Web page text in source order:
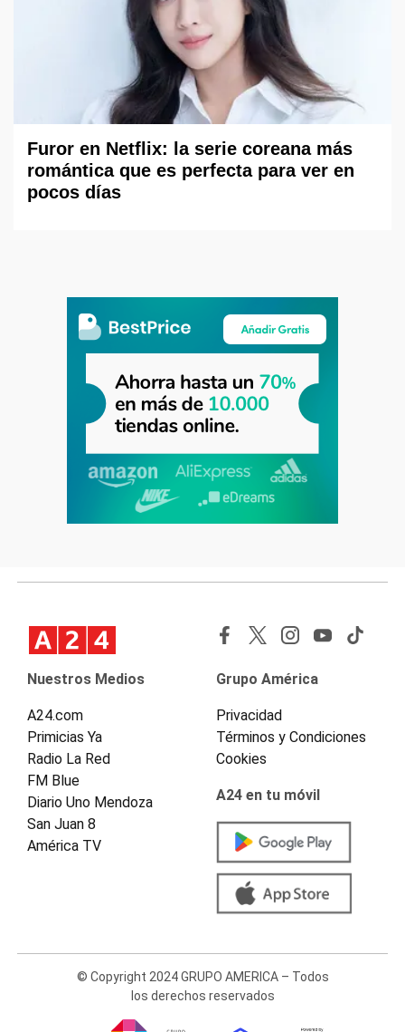
Furor en Netflix: la serie coreana más
romántica que es perfecta para ver en
pocos días
Nuestros Medios
A24.com
Primicias Ya
Radio La Red
FM Blue
Diario Uno Mendoza
San Juan 8
América TV
Grupo América
Privacidad
Términos y Condiciones
Cookies
A24 en tu móvil
© Copyright 2024 GRUPO AMERICA – Todos
los derechos reservados